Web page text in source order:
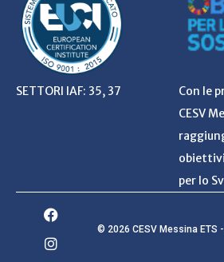
SETTORI IAF: 35, 37
Con le
CESV
per lo
© 2026 CESV Messina ETS